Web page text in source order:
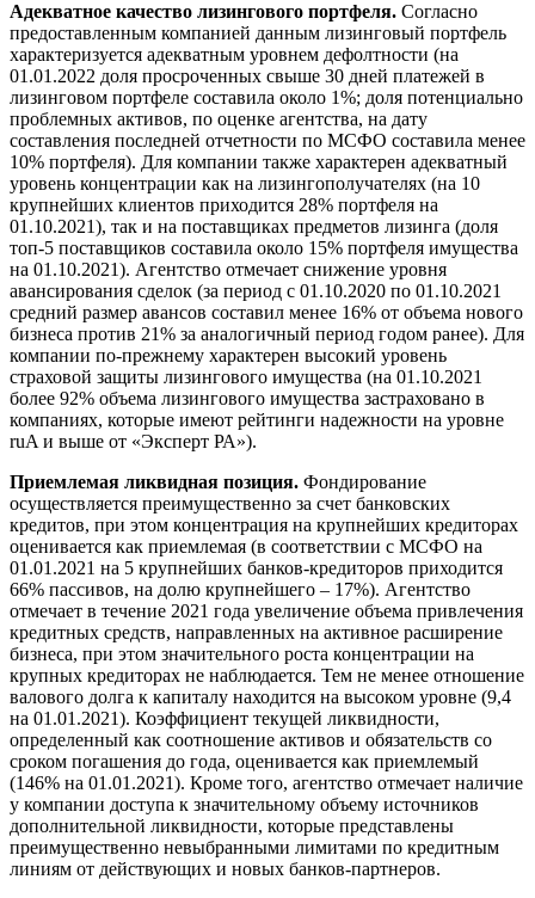
Адекватное качество лизингового портфеля. Согласно
предоставленным компанией данным лизинговый портфель
характеризуется адекватным уровнем дефолтности (на
01.01.2022 доля просроченных свыше 30 дней платежей в
лизинговом портфеле составила около 1%; доля потенциально
проблемных активов, по оценке агентства, на дату
составления последней отчетности по МСФО составила менее
10% портфеля). Для компании также характерен адекватный
уровень концентрации как на лизингополучателях (на 10
крупнейших клиентов приходится 28% портфеля на
01.10.2021), так и на поставщиках предметов лизинга (доля
топ-5 поставщиков составила около 15% портфеля имущества
на 01.10.2021). Агентство отмечает снижение уровня
авансирования сделок (за период с 01.10.2020 по 01.10.2021
средний размер авансов составил менее 16% от объема нового
бизнеса против 21% за аналогичный период годом ранее). Для
компании по-прежнему характерен высокий уровень
страховой защиты лизингового имущества (на 01.10.2021
более 92% объема лизингового имущества застраховано в
компаниях, которые имеют рейтинги надежности на уровне
ruA и выше от «Эксперт РА»).
Приемлемая ликвидная позиция. Фондирование
осуществляется преимущественно за счет банковских
кредитов, при этом концентрация на крупнейших кредиторах
оценивается как приемлемая (в соответствии с МСФО на
01.01.2021 на 5 крупнейших банков-кредиторов приходится
66% пассивов, на долю крупнейшего – 17%). Агентство
отмечает в течение 2021 года увеличение объема привлечения
кредитных средств, направленных на активное расширение
бизнеса, при этом значительного роста концентрации на
крупных кредиторах не наблюдается. Тем не менее отношение
валового долга к капиталу находится на высоком уровне (9,4
на 01.01.2021). Коэффициент текущей ликвидности,
определенный как соотношение активов и обязательств со
сроком погашения до года, оценивается как приемлемый
(146% на 01.01.2021). Кроме того, агентство отмечает наличие
у компании доступа к значительному объему источников
дополнительной ликвидности, которые представлены
преимущественно невыбранными лимитами по кредитным
линиям от действующих и новых банков-партнеров.